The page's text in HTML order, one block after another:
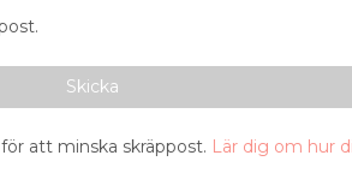
att minska skräppost. Lär dig om hur